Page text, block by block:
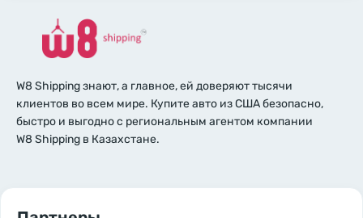
W8 Shipping знают, а главное, ей доверяют тысячи
клиентов во всем мире. Купите авто из США безопасно,
быстро и выгодно с региональным агентом компании
W8 Shipping в Казахстане.